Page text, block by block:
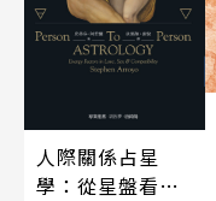
人際關係占星
學：從星盤看見